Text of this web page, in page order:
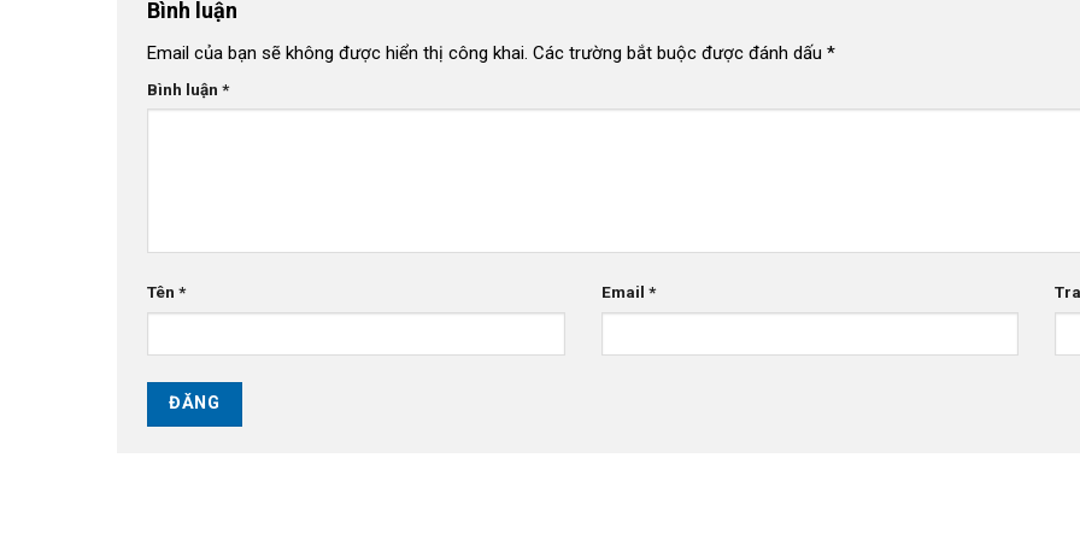
Bình luận
Email của bạn sẽ không được hiển thị công khai. Các trường bắt buộc được đánh dấu *
Bình luận *
Tên * Email *